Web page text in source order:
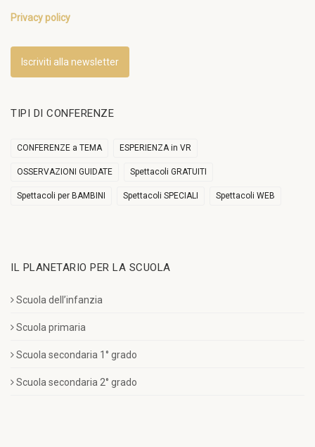
Privacy policy
Iscriviti alla newsletter
TIPI DI CONFERENZE
CONFERENZE a TEMA ESPERIENZA in VR
OSSERVAZIONI GUIDATE Spettacoli GRATUITI
Spettacoli per BAMBINI Spettacoli SPECIALI Spettacoli WEB
IL PLANETARIO PER LA SCUOLA
Scuola dell’infanzia
Scuola primaria
Scuola secondaria 1° grado
Scuola secondaria 2° grado